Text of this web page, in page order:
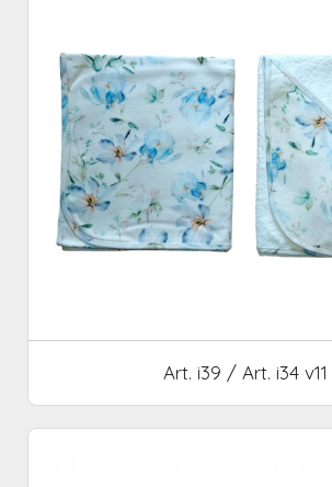
Art. i39 / Art. i34 v11